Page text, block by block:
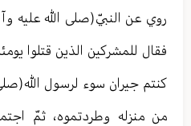
روي عن النبيّ(صلى الله عليه
فقال للمشركين الذين قتلوا
كنتم جيران سوء لرسول
من منزله وطردتموه، ثمّ